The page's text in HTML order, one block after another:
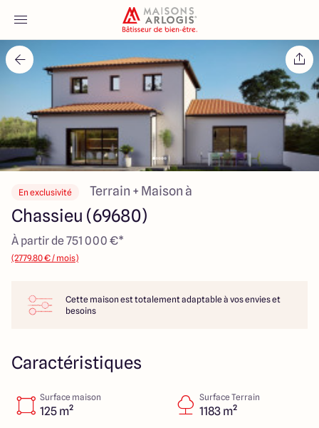
Accueil
Nos maisons
Nos annonces
Votre projet
Qui sommes-nous
Maisons ARLOGIS Lyon Est
4.9
En exclusivité Terrain + Maison à
Chassieu (69680)
À partir de 751 000 €*
(2779.80 € / mois)
Cette maison est totalement adaptable à vos envies et
besoins
Caractéristiques
Surface maison
125 m²
Surface Terrain
1183 m²